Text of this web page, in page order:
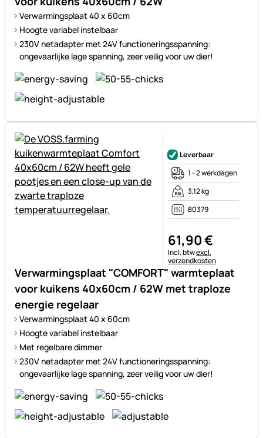
Verwarmingsplaat 40 x 60cm
Hoogte variabel instelbaar
230V netadapter met 24V functioneringsspanning:
ongevaarlijke lage spanning, zeer veilig voor uw dier!
Verwarmingsplaat "COMFORT" warmteplaat
voor kuikens 40x60cm / 62W met traploze
energie regelaar
Verwarmingsplaat 40 x 60cm
Hoogte variabel instelbaar
Met regelbare dimmer
230V netadapter met 24V functioneringsspanning:
ongevaarlijke lage spanning, zeer veilig voor uw dier!
Leverbaar
1 - 2 werkdagen
3,12 kg
80379
61,90€
Belastinginformatie:
Incl. btwexcl.
verzendkosten